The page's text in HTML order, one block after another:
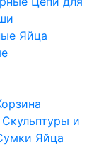
Яйца
Скульптуры и
Яйца